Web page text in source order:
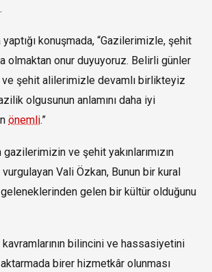
konuşmada, “Gazilerimizle, şehit
olmaktan onur duyuyoruz. Belirli günler
ve şehit alilerimizle devamlı birlikteyiz
olgusunun anlamını daha iyi
önemli.”
gazilerimizin ve şehit yakınlarımızın
Vali Özkan, Bunun bir kural
gelen bir kültür olduğunu
bilincini ve hassasiyetini
birer hizmetkâr olunması